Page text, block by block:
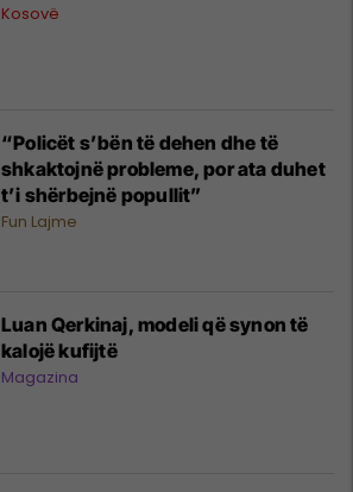
Kosovë
“Policët s’bën të dehen dhe të
shkaktojnë probleme, por ata duhet
t’i shërbejnë popullit”
Fun Lajme
Luan Qerkinaj, modeli që synon të
kalojë kufijtë
Magazina